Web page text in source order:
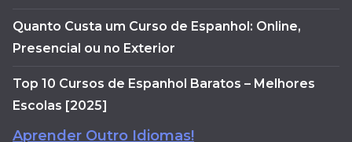
Quanto Custa um Curso de Espanhol: Online,
Presencial ou no Exterior
Top 10 Cursos de Espanhol Baratos – Melhores
Escolas [2025]
Aprender Outro Idiomas!